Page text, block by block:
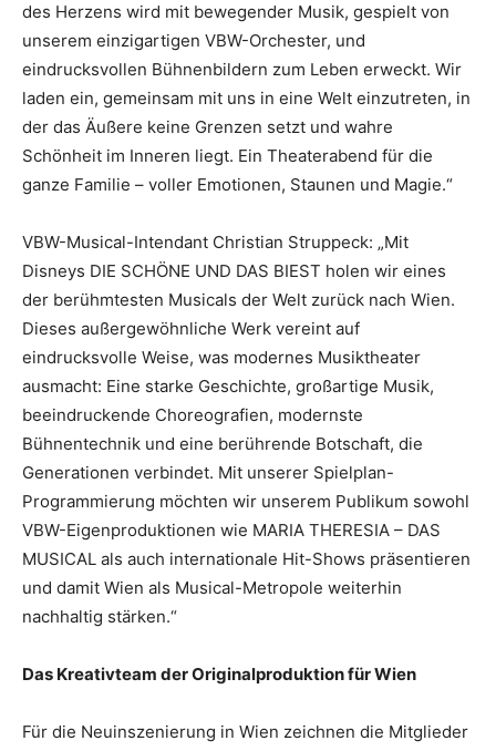
des Herzens wird mit bewegender Musik, gespielt von
unserem einzigartigen VBW-Orchester, und
eindrucksvollen Bühnenbildern zum Leben erweckt. Wir
laden ein, gemeinsam mit uns in eine Welt einzutreten, in
der das Äußere keine Grenzen setzt und wahre
Schönheit im Inneren liegt. Ein Theaterabend für die
ganze Familie – voller Emotionen, Staunen und Magie.“
VBW-Musical-Intendant Christian Struppeck: „Mit
Disneys DIE SCHÖNE UND DAS BIEST holen wir eines
der berühmtesten Musicals der Welt zurück nach Wien.
Dieses außergewöhnliche Werk vereint auf
eindrucksvolle Weise, was modernes Musiktheater
ausmacht: Eine starke Geschichte, großartige Musik,
beeindruckende Choreografien, modernste
Bühnentechnik und eine berührende Botschaft, die
Generationen verbindet. Mit unserer Spielplan-
Programmierung möchten wir unserem Publikum sowohl
VBW-Eigenproduktionen wie MARIA THERESIA – DAS
MUSICAL als auch internationale Hit-Shows präsentieren
und damit Wien als Musical-Metropole weiterhin
nachhaltig stärken.“
Das Kreativteam der Originalproduktion für Wien
Für die Neuinszenierung in Wien zeichnen die Mitglieder